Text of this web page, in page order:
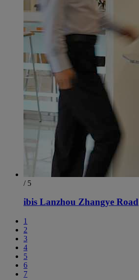
/ 5
ibis Lanzhou Zhangye Road
1
2
3
4
5
6
7